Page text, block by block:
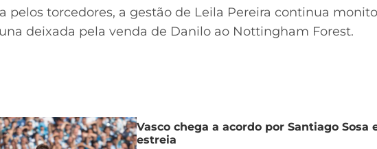
pelos torcedores, a gestão de Leila Pereira continua
deixada pela venda de Danilo ao Nottingham Forest.
Vasco chega a acordo por Santiago
estreia